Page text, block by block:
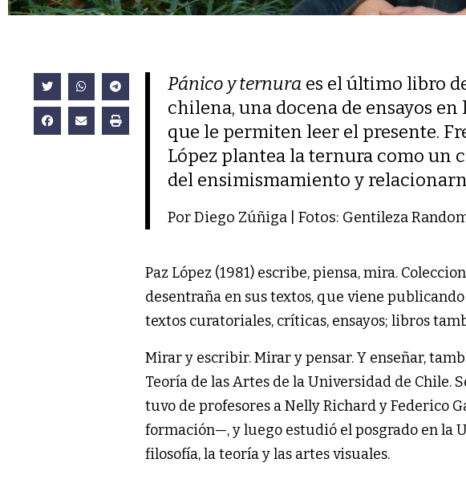
Pánico y ternura es el último libro
chilena, una docena de ensayos
que le permiten leer el presente.
López plantea la ternura como un
del ensimismamiento y
Por Diego Zúñiga | Fotos: Gentileza
Paz López (1981) escribe, piensa, mira.
desentraña en sus textos, que viene
textos curatoriales, críticas, ensayos; libros
Mirar y escribir. Mirar y pensar. Y enseñar,
Teoría de las Artes de la Universidad de Chile.
tuvo de profesores a Nelly Richard y Federico
formación—, y luego estudió el posgrado en la
filosofía, la teoría y las artes visuales.